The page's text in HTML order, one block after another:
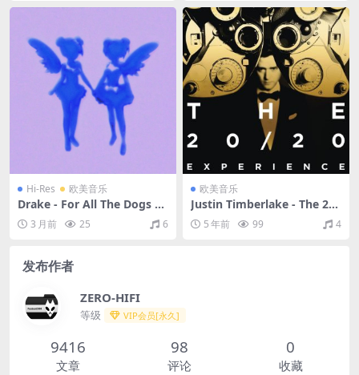
Hi-Res 欧美音乐
Drake - For All The Dogs Sc
ary Hours Edition (Explicit)
（2023/FLAC/分轨/1.23G）
3 月前 25 6
欧美音乐
Justin Timberlake - The 20-
20 Experience - 2 of 2 (Delu
xe)（2013/FLAC/分轨/542
5 年前 99 4
发布作者
ZERO-HIFI
等级 VIP会员[永久]
9416
文章
98
评论
0
收藏